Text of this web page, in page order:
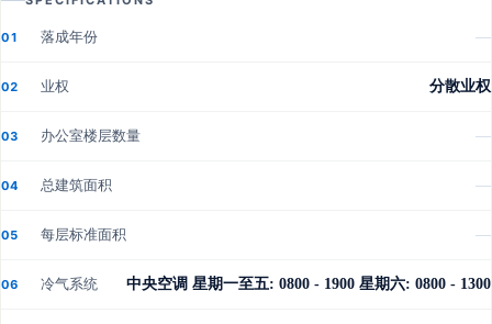
01 落成年份 —
02 业权 分散业权
03 办公室楼层数量 —
04 总建筑面积 —
05 每层标准面积 —
06 冷气系统 中央空调 星期一至五: 0800 - 1900 星期六: 0800 - 1300